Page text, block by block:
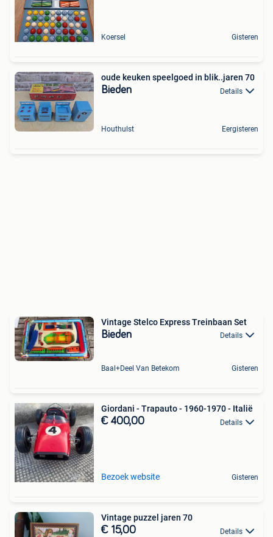
Koersel Gisteren
oude keuken speelgoed in blik..jaren 70
Bieden Details
Houthulst Eergisteren
Vintage Stelco Express Treinbaan Set
Bieden Details
Baal+Deel Van Betekom Gisteren
Giordani - Trapauto - 1960-1970 - Italië
€ 400,00 Details
Bezoek website Gisteren
Vintage puzzel jaren 70
€ 15,00 Details